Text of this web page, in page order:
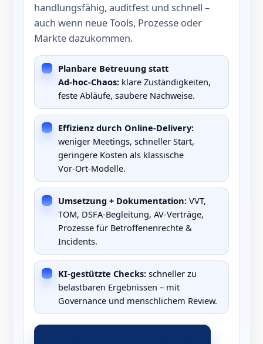
handlungsfähig, auditfest und schnell –
auch wenn neue Tools, Prozesse oder
Märkte dazukommen.
Planbare Betreuung statt
Ad‑hoc‑Chaos: klare Zuständigkeiten,
feste Abläufe, saubere Nachweise.
Effizienz durch Online‑Delivery:
weniger Meetings, schneller Start,
geringere Kosten als klassische
Vor‑Ort‑Modelle.
Umsetzung + Dokumentation: VVT,
TOM, DSFA‑Begleitung, AV‑Verträge,
Prozesse für Betroffenenrechte &
Incidents.
KI‑gestützte Checks: schneller zu
belastbaren Ergebnissen – mit
Governance und menschlichem Review.